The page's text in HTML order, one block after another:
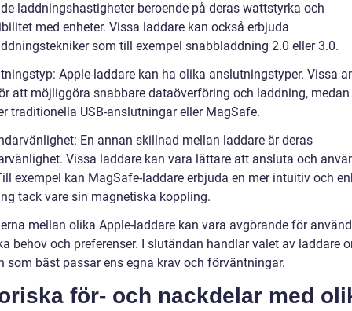
laddningshastigheter beroende på deras wattstyrka och
med enheter. Vissa laddare kan också erbjuda
som till exempel snabbladdning 2.0 eller 3.0.
Apple-laddare kan ha olika anslutningstyper. Vissa
att möjliggöra snabbare dataöverföring och laddning,
traditionella USB-anslutningar eller MagSafe.
En annan skillnad mellan laddare är deras
Vissa laddare kan vara lättare att ansluta och
exempel kan MagSafe-laddare erbjuda en mer intuitiv och
tack vare sin magnetiska koppling.
mellan olika Apple-laddare kan vara avgörande för
behov och preferenser. I slutändan handlar valet av laddare
som bäst passar ens egna krav och förväntningar.
för- och nackdelar med